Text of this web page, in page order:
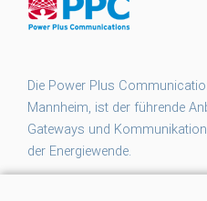
Die Power Plus
Mannheim, ist der führende
Gateways und
der Energiewende.